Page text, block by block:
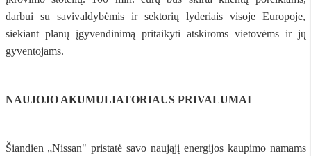
darbui su savivaldybėmis ir sektorių lyderiais visoje Europoje,
siekiant planų įgyvendinimą pritaikyti atskiroms vietovėms ir jų
gyventojams.
NAUJOJO AKUMULIATORIAUS PRIVALUMAI
Šiandien „Nissan" pristatė savo naująjį energijos kaupimo namams